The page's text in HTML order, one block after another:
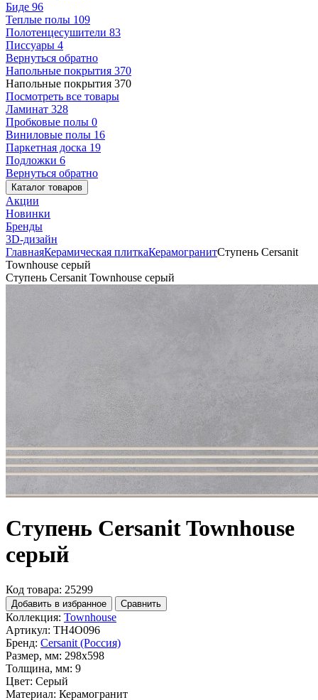
Биде 96
Теплые полы 109
Полотенцесушители 83
Писсуары 4
Вернуться обратно
Напольные покрытия 370
Напольные покрытия 370
Посмотреть все товары
Ламинат 328
Пробковые полы 0
Виниловые полы 16
Паркетная доска 19
Подложки 6
Вернуться обратно
Каталог товаров
Акции
Новинки
Бренды
3D-дизайн
ГлавнаяКерамическая плиткаКерамогранитСтупень Cersanit
Townhouse серый
Ступень Cersanit Townhouse серый
Ступень Cersanit Townhouse
серый
Код товара: 25299
Добавить в избранное Сравнить
Коллекция: Townhouse
Артикул: TH4O096
Бренд: Cersanit (Россия)
Размер, мм: 298x598
Толщина, мм: 9
Цвет: Серый
Материал: Керамогранит